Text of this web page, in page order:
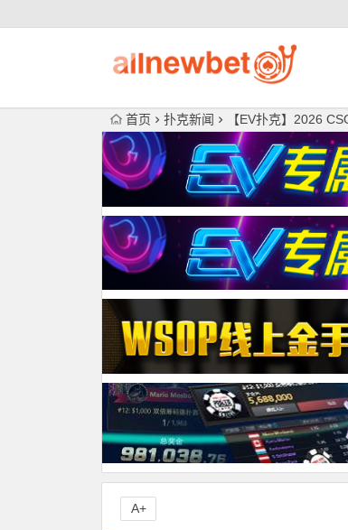
首页 扑克新闻 【EV扑克】2026
A+